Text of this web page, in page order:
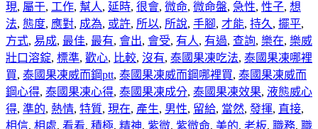
現, 屬于, 工作, 幫人, 延時, 很會, 微命, 微命盤, 急性, 性子, 想
法, 態度, 應對, 成為, 或許, 所以, 所說, 手腳, 才能, 持久 , 擺平,
方式, 易成, 最佳, 最有, 會出, 會受, 有人, 有過, 查詢, 樂在, 樂威
壯口溶錠, 標準, 歡心, 比較, 沒有, 泰國果凍吃法, 泰國果凍哪裡
買, 泰國果凍威而鋼ptt, 泰國果凍威而鋼哪裡買, 泰國果凍威而
鋼心得, 泰國果凍心得, 泰國果凍成分, 泰國果凍效果, 液態威心
得, 準的, 熱情, 特質, 現在, 產生, 男性, 留給, 當然, 發揮, 直接,
相信, 相處, 看看, 積極, 精神, 紫微, 紫微命, 美的, 老板, 職務, 職